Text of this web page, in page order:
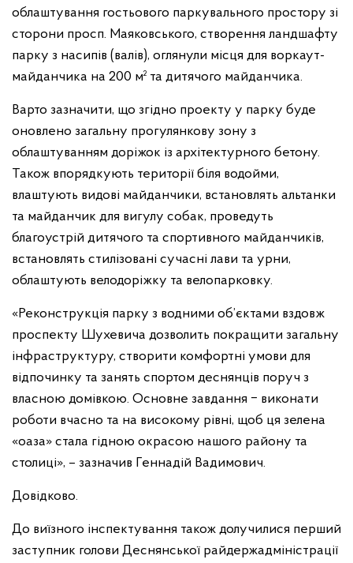
облаштування гостьового паркувального простору зі
сторони просп. Маяковського, створення ландшафту
парку з насипів (валів), оглянули місця для воркаут-
майданчика на 200 м² та дитячого майданчика.
Варто зазначити, що згідно проекту у парку буде
оновлено загальну прогулянкову зону з
облаштуванням доріжок із архітектурного бетону.
Також впорядкують території біля водойми,
влаштують видові майданчики, встановлять альтанки
та майданчик для вигулу собак, проведуть
благоустрій дитячого та спортивного майданчиків,
встановлять стилізовані сучасні лави та урни,
облаштують велодоріжку та велопарковку.
«Реконструкція парку з водними об’єктами вздовж
проспекту Шухевича дозволить покращити загальну
інфраструктуру, створити комфортні умови для
відпочинку та занять спортом деснянців поруч з
власною домівкою. Основне завдання ‒ виконати
роботи вчасно та на високому рівні, щоб ця зелена
«оаза» стала гідною окрасою нашого району та
столиці», – зазначив Геннадій Вадимович.
Довідково.
До виїзного інспектування також долучилися перший
заступник голови Деснянської райдержадміністрації